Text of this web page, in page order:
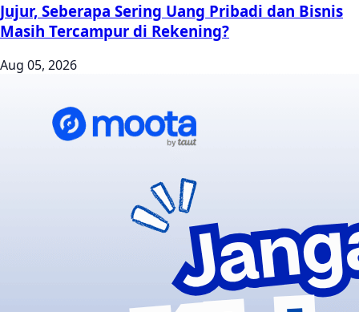
Jujur, Seberapa Sering Uang Pribadi dan Bisnis
Masih Tercampur di Rekening?
Aug 05, 2026